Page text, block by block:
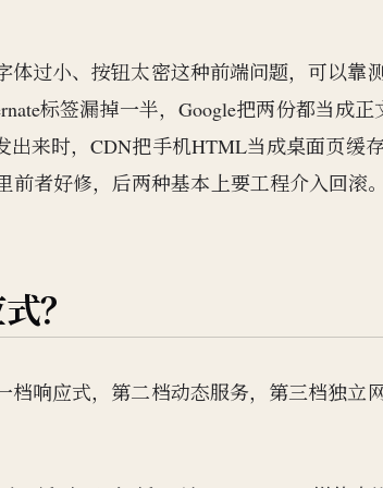
体过小、按钮太密这种前端问题，可以靠
标签漏掉一半，Google把两份都当成正
来时，CDN把手机HTML当成桌面页缓存
者好修，后两种基本上要工程介入回滚。
？
档响应式，第二档动态服务，第三档独立